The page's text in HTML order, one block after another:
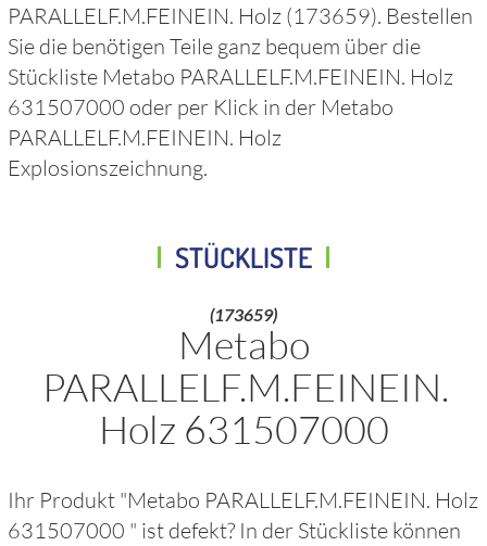
PARALLELF.M.FEINEIN. Holz (173659). Bestellen
Sie die benötigen Teile ganz bequem über die
Stückliste Metabo PARALLELF.M.FEINEIN. Holz
631507000 oder per Klick in der Metabo
PARALLELF.M.FEINEIN. Holz
Explosionszeichnung.
STÜCKLISTE
(173659)
Metabo
PARALLELF.M.FEINEIN.
Holz 631507000
Ihr Produkt "Metabo PARALLELF.M.FEINEIN. Holz
631507000 " ist defekt? In der Stückliste können